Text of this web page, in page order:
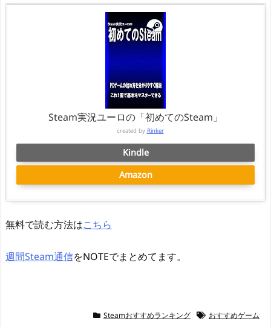
Steam実況ユーロの「初めてのSteam」
created by Rinker
Kindle
Amazon
無料で読む方法はこちら
週間Steam通信をNOTEでまとめてます。
Steamおすすめランキング おすすめゲーム